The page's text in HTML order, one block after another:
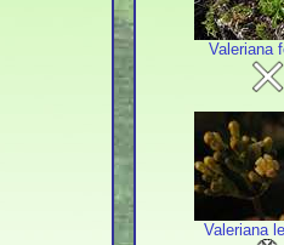
Valeriana
Valeriana